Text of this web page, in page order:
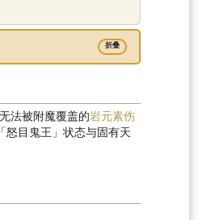
折叠
法被附魔覆盖的岩元素伤
怒目鬼王」状态与固有天